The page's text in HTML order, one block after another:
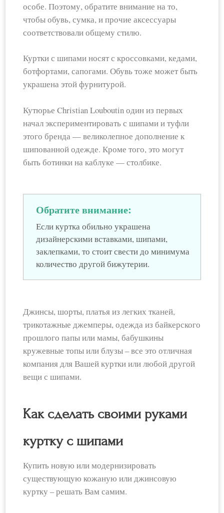
особе. Поэтому, обратите внимание на то,
чтобы обувь, сумка, и прочие аксессуары
соответствовали общему стилю.
Куртки с шипами носят с кроссовками, кедами,
ботфортами, сапогами. Обувь тоже может быть
украшена этой фурнитурой.
Кутюрье Christian Louboutin один из первых
начал экспериментировать с шипами и туфли
этого бренда — великолепное дополнение к
шипованной одежде. Кроме того, это могут
быть ботинки на каблуке — столбике.
Обратите внимание:
Если куртка обильно украшена
дизайнерскими вставками, шипами,
заклепками, то стоит свести до минимума
количество другой бижутерии.
Джинсы, шорты, платья из легких тканей,
трикотажные джемперы, одежда из байкерского
прошлого папы или мамы, бабушкины
кружевные топы или блузы – все это отличная
компания для Вашей куртки или любой другой
вещи с шипами.
Как сделать своими руками
куртку с шипами
Купить новую или модернизировать
существующую кожаную или джинсовую
куртку – решать Вам самим.